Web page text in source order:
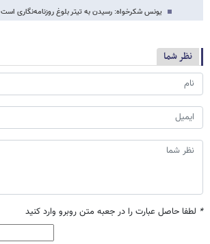
یونس شکرخواه: رسیدن به تیتر بلوغ روزنامه‌نگاری است
نظر شما
* لطفا حاصل عبارت را در جعبه متن روبرو وارد کنید